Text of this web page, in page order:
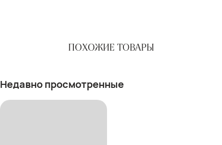
ПОХОЖИЕ ТОВАРЫ
Недавно просмотренные